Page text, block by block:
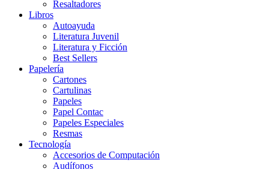
Resaltadores
Libros
Autoayuda
Literatura Juvenil
Literatura y Ficción
Best Sellers
Papelería
Cartones
Cartulinas
Papeles
Papel Contac
Papeles Especiales
Resmas
Tecnología
Accesorios de Computación
Audífonos